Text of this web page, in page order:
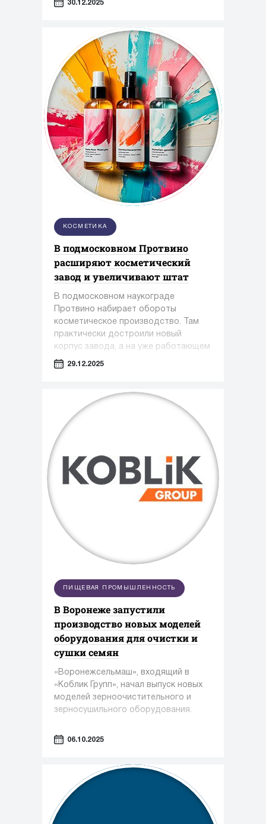
30.12.2025
КОСМЕТИКА
В подмосковном Протвино
расширяют косметический
завод и увеличивают штат
В подмосковном наукограде
Протвино набирает обороты
косметическое производство. Там
практически достроили новый
корпус завода, а на уже работающем
предприятии только за этот год
29.12.2025
ПИЩЕВАЯ ПРОМЫШЛЕННОСТЬ
В Воронеже запустили
производство новых моделей
оборудования для очистки и
сушки семян
«Воронежсельмаш», входящий в
«Коблик Групп», начал выпуск новых
моделей зерноочистительного и
зерносушильного оборудования.
06.10.2025